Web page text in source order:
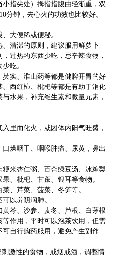
指尖处）拇指指腹由轻渐重，双
分钟，去心火的功效也比较好。
大便稀或便秘。
清滞的原则，建议服用鲜萝卜
过热的东西少吃，忌辛辣食物，
吃。
实、淮山药等都是健脾开胃的好
西红柿、枇杷等都是有助于消化
水果，补充维生素和微量元素，
里而化火，或因体内阳气旺盛，
燥咽干、咽喉肿痛、尿黄，鼻出
米杏仁粥、百合绿豆汤、冰糖梨
、枇杷、甘蔗、银耳等食物。
、芹菜、菠菜、冬笋等。
以养阴润肺。
芩、沙参、麦冬、芦根、白茅根
作用，平时可以泡茶饮用，但需
自行购药服用，避免产生副作
激性的食物，戒烟戒酒，调整情